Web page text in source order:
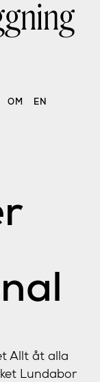
OM EN
Allt åt alla
Lundabor